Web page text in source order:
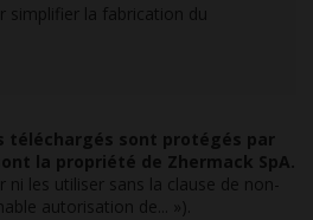
simplifier la fabrication du
téléchargés sont protégés par
la propriété de Zhermack SpA.
ni les utiliser sans la clause de non-
autorisation de... »).